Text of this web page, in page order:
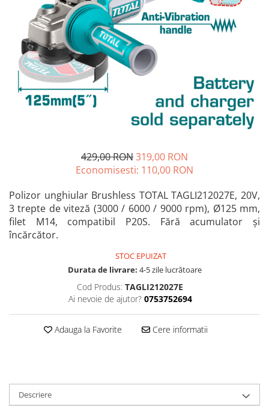
Mașini de șlefuit
Măști de sudură
Nivele cu bulă
Nivelă laser
Picamere
Polizoare unghiulare
Capsatoare
Căni
Drujbă
Accesorii pentru drujbă
Echipamente de protecție
Foarfece tablă
Grătare și accesorii
Lampi
Mașină de tocat carne
Mori electrice
Pistol pentru vopsit
Pompă, hidrofor
Hidrofoare
Prelungitoare
429,00 RON319,00 RON
Economisesti: 110,00 RON
Polizor unghiular Brushless TOTAL TAGLI212027E, 20V,
3 trepte de viteză (3000 / 6000 / 9000 rpm), Ø125 mm,
filet M14, compatibil P20S. Fără acumulator și
încărcător.
STOC EPUIZAT
Durata de livrare: 4-5 zile lucrătoare
Cod Produs: TAGLI212027E
Ai nevoie de ajutor? 0753752694
Adauga la Favorite Cere informatii
Descriere